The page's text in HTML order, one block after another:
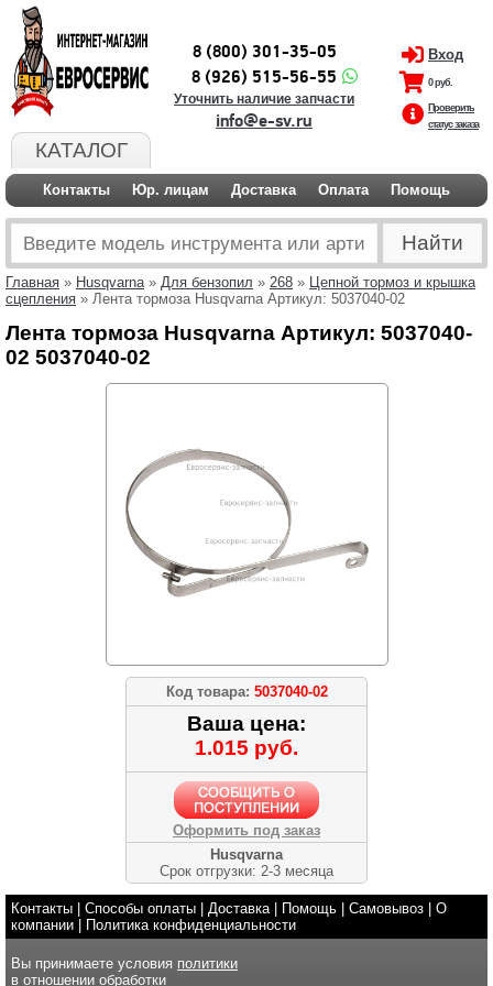
КАТАЛОГ
8 (800) 301-35-05
8 (926) 515-56-55
Уточнить наличие запчасти
info@e-sv.ru
Вход
0 руб.
Проверить
статус заказа
Контакты Юр. лицам Доставка Оплата Помощь
Главная » Husqvarna» Для бензопил » 268 » Цепной тормоз и крышка
сцепления » Лента тормоза Husqvarna Артикул: 5037040-02
Лента тормоза Husqvarna Артикул: 5037040-
02 5037040-02
Код товара: 5037040-02
Ваша цена:
1.015 руб.
Оформить под заказ
Husqvarna
Срок отгрузки: 2-3 месяца
Контакты Способы оплаты Доставка| Помощь Самовывоз
О
компании
Политика конфиденциальности
Вы принимаете условия политики
в отношении обработки